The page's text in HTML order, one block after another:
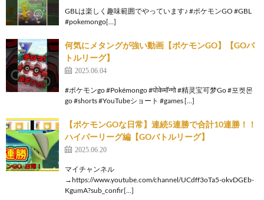
GBLは楽しく趣味範囲でやっています♪ #ポケモンGO #GBL
#pokemongo[…]
何気にメタングが強い動画【ポケモンGO】【GOバ
トルリーグ】
2025.06.04
#ポケモンgo #Pokémongo #पोकेमॉन्गो #精灵宝可梦Go #포켓몬
go #shorts #YouTubeショート #games […]
【ポケモンGOな日常】連続5連勝で合計10連勝！！
ハイパーリーグ編【GOバトルリーグ】
2025.06.20
マイチャンネル
→https://www.youtube.com/channel/UCdff3oTa5-okvDGEb-
KgumA?sub_confir[…]